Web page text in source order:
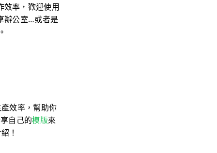
效率，歡迎使用
辦公室…或者是
效率，幫助你
自己的模版來
！